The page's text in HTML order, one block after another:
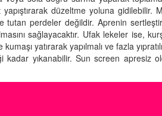
düzeltme yoluna gidilebilir.
tutan perdeler değildir. Aprenin
sağlayacaktır. Ufak lekeler ise,
yatırarak yapılmalı ve fazla
kadar yıkanabilir. Sun screen apresiz